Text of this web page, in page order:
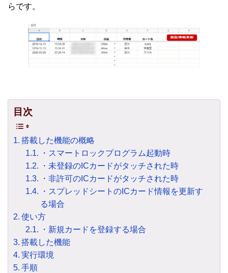
らです。
目次
搭載した機能の概略
・スマートロックプログラム起動時
・未登録のICカードがタッチされた時
・非許可のICカードがタッチされた時
・スプレッドシートのICカード情報を更新す
る場合
使い方
・新規カードを登録する場合
搭載した機能
実行環境
手順